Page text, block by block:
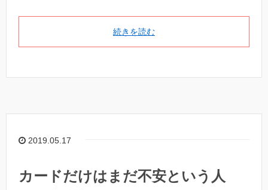
続きを読む
2019.05.17
カードだけはまだ不安という人